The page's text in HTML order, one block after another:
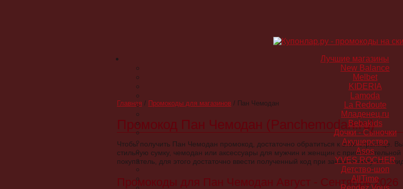
Главная / Промокоды для магазинов / Пан Чемодан
Промокод Пан Чемодан (Panchemodan.ru)
Чтобы получить Пан Чемодан промокод, достаточно обратиться к этой странице.
стильную сумку, чемодан или аксессуары для мужчин и женщин с
покупатель, для этого достаточно ввести полученный код при заказе и получить
Промокоды для Пан Чемодан Август - Сентябрь 2026
Лучшие магазины
New Balance
Melbet
KIDERIA
Lamoda
La Redoute
Младенец.ru
Bebakids
Дочки - Сыночки
Акушерство
Asos
YVES ROCHER
Детство-шоп
AllTime